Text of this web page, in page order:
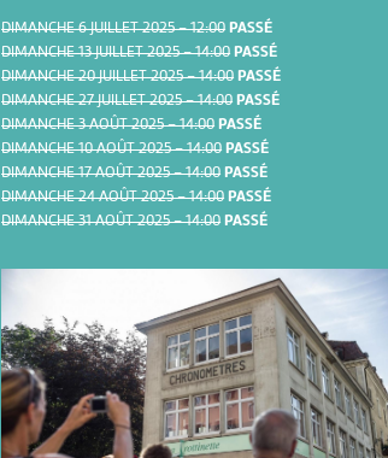
DIMANCHE 6 JUILLET 2025 – 12:00 PASSÉ
DIMANCHE 13 JUILLET 2025 – 14:00 PASSÉ
DIMANCHE 20 JUILLET 2025 – 14:00 PASSÉ
DIMANCHE 27 JUILLET 2025 – 14:00 PASSÉ
DIMANCHE 3 AOÛT 2025 – 14:00 PASSÉ
DIMANCHE 10 AOÛT 2025 – 14:00 PASSÉ
DIMANCHE 17 AOÛT 2025 – 14:00 PASSÉ
DIMANCHE 24 AOÛT 2025 – 14:00 PASSÉ
DIMANCHE 31 AOÛT 2025 – 14:00 PASSÉ